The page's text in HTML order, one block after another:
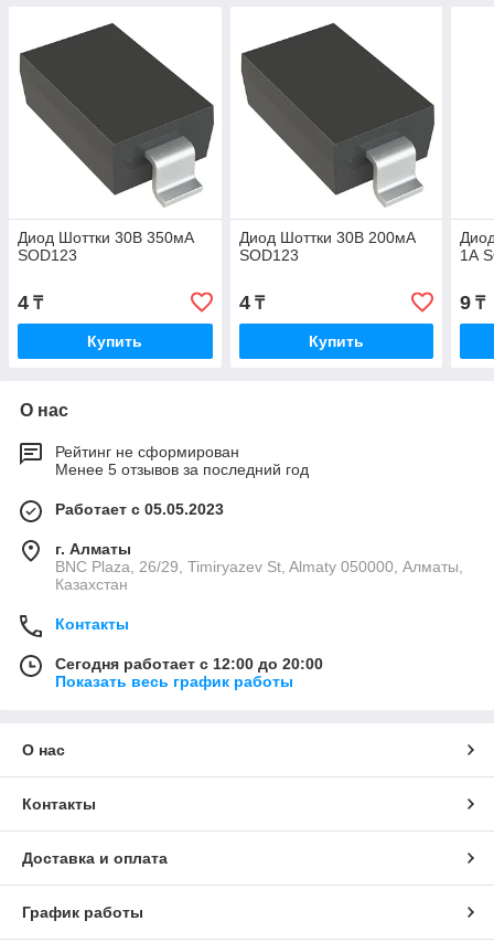
Диод Шоттки 30В 350мА
SOD123
4 ₸
Купить
Диод Шоттки 30В 200мА
SOD123
4₸
Купить
1А
9 ₸
О нас
Рейтинг не сформирован
Менее 5 отзывов за последний год
Работает с 05.05.2023
г. Алматы
BNC Plaza, 26/29, Timiryazev St, Almaty 050000, Алматы,
Казахстан
Контакты
Сегодня работает с 12:00 до 20:00
Показать весь график работы
О нас
Контакты
Доставка и оплата
График работы